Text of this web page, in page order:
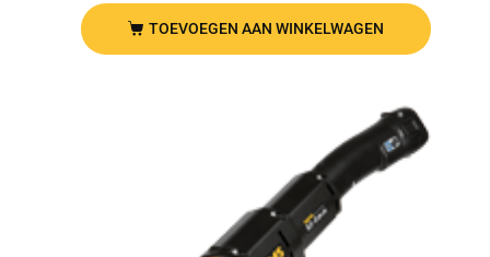
TOEVOEGEN AAN WINKELWAGEN